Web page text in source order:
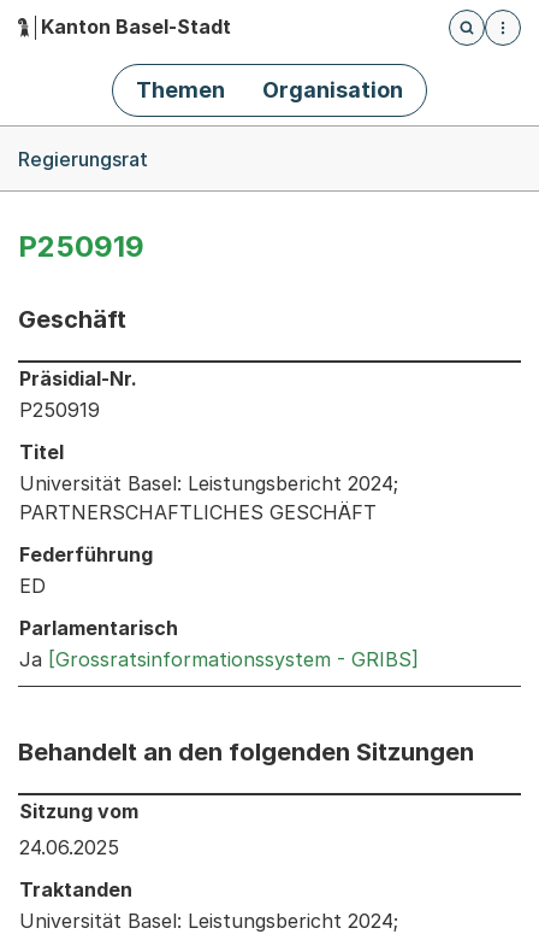
Hauptnavigation
Kanton Basel-Stadt
Öffnet
Themen Organisation
Regierungsrat
P250919
Geschäft
Informationen zum Ausgewählten Geschäft
Präsidial-Nr.
P250919
Titel
Universität Basel: Leistungsbericht 2024;
PARTNERSCHAFTLICHES GESCHÄFT
Federführung
ED
Parlamentarisch
Ja [Grossratsinformationssystem - GRIBS]
Behandelt an den folgenden Sitzungen
Behandelt an den folgenden Sitzungen: Informationen
Sitzung vom
24.06.2025
Traktanden
Universität Basel: Leistungsbericht 2024;